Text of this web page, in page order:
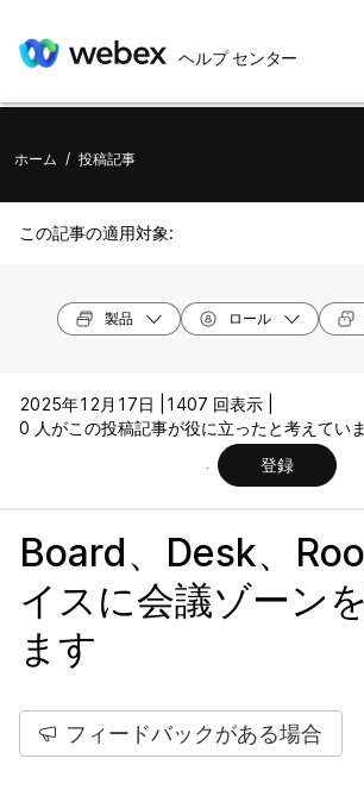
ヘルプ センター
ホーム / 投稿記事
この記事の適用対象:
製品 ロール
2025年12月17日 |
1407 回表示 |
0 人がこの投稿記事が役に立ったと考えてい
登録
Board、Desk、
イスに会議ゾーン
ます
フィードバックがある場合